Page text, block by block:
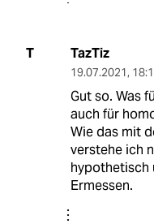
T TazTiz
19.07.2021,
Gut so. Was
auch für
Wie das mit
verstehe ich
hypothetisch
Ermessen.